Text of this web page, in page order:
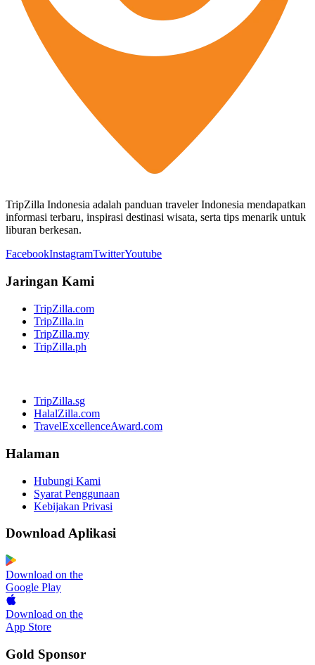
TripZilla Indonesia adalah panduan traveler Indonesia mendapatkan
informasi terbaru, inspirasi destinasi wisata, serta tips menarik untuk
liburan berkesan.
FacebookInstagramTwitterYoutube
Jaringan Kami
TripZilla.com
TripZilla.in
TripZilla.my
TripZilla.ph
TripZilla.sg
HalalZilla.com
TravelExcellenceAward.com
Halaman
Hubungi Kami
Syarat Penggunaan
Kebijakan Privasi
Download Aplikasi
Download on the
Google Play
Download on the
App Store
Gold Sponsor